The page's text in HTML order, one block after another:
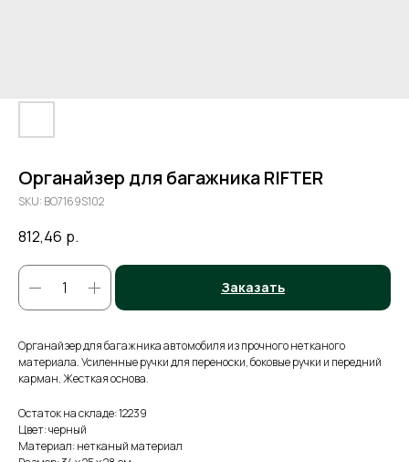
Органайзер для багажника RIFTER
SKU: BO7169S102
812,46 р.
Заказать
Органайзер для багажника автомобиля из прочного нетканого
материала. Усиленные ручки для переноски, боковые ручки и передний
карман. Жесткая основа.
Остаток на складе: 12239
Цвет: черный
Материал: нетканый материал